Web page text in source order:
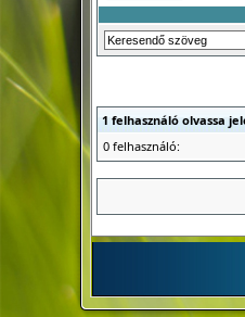
1 felhasználó olvassa
0 felhasználó: